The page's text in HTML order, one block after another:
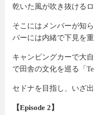
乾いた風が吹き抜ける
そこにはメンバーが知
バーには内緒で下見を
キャンピングカーで大
で田舎の文化を巡る「
セドナを目指し、いざ出
【Episode 2】